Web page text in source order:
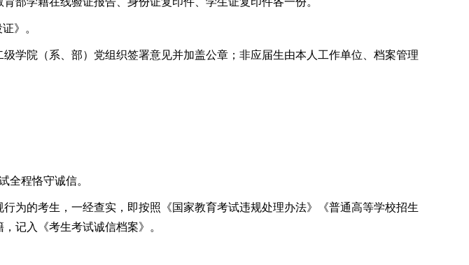
》。
学院（系、部）党组织签署意见并加盖公章；非应届生由本人工作单位、档案管理
全程恪守诚信。
为的考生，一经查实，即按照《国家教育考试违规处理办法》《普通高等学校招生
记入《考生考试诚信档案》。